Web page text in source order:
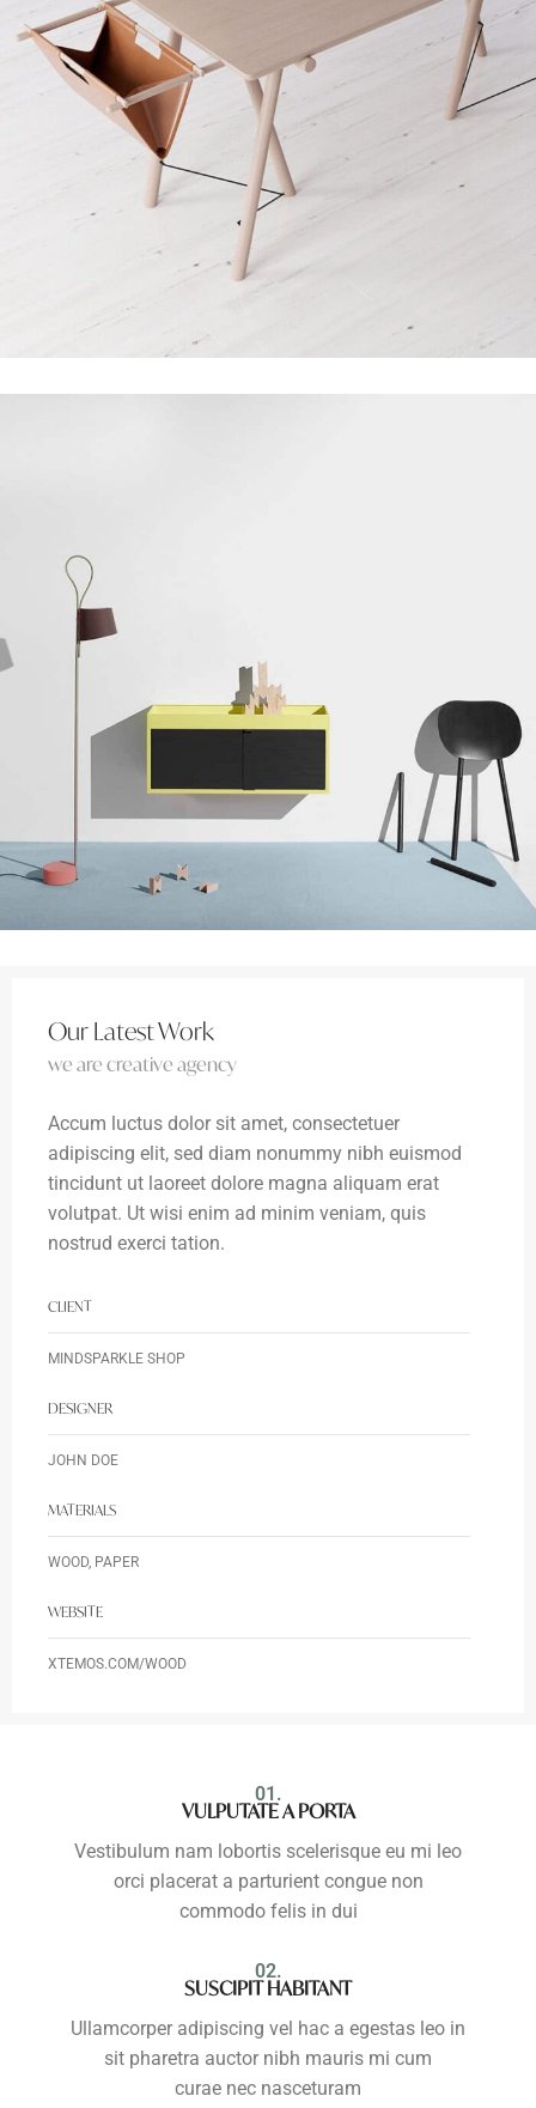
Our Latest Work
we are creative agency
Accum luctus dolor sit amet, consectetuer
adipiscing elit, sed diam nonummy nibh euismod
tincidunt ut laoreet dolore magna aliquam erat
volutpat. Ut wisi enim ad minim veniam, quis
nostrud exerci tation.
CLIENT
MINDSPARKLE SHOP
DESIGNER
JOHN DOE
MATERIALS
WOOD, PAPER
WEBSITE
XTEMOS.COM/WOOD
01.
VULPUTATE A PORTA
Vestibulum nam lobortis scelerisque eu mi leo
orci placerat a parturient congue non
commodo felis in dui
02.
SUSCIPIT HABITANT
Ullamcorper adipiscing vel hac a egestas leo in
sit pharetra auctor nibh mauris mi cum
curae nec nasceturam